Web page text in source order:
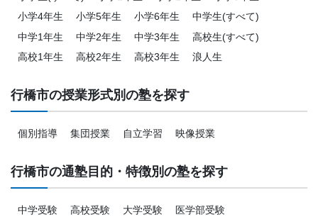
小学4年生
小学5年生 小学6年生
中学生(すべて)
中学1年生
中学2年生 中学3年生
高校生(すべて)
高校1年生
高校2年生 高校3年生 浪人生
行橋市の授業形式別の塾を探す
個別指導 集団授業 自立学習 映像授業
行橋市の通塾目的・特徴別の塾を探す
中学受験 高校受験 大学受験
医学部受験